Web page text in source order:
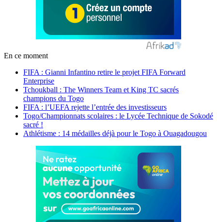
En ce moment
FIFA : Gianni Infantino retire le projet FIFA Forward
Enterprise
Tchoukball : The Winners Team et King TC sacrés
champions du Togo
FIFA : l’UEFA rejette l’entrée des investisseurs
Togo/Championnats scolaires : le Lycée Technique de Sokodé
sacré !
Athlétisme : 14 médailles déjà pour le Togo à Ouagadougou